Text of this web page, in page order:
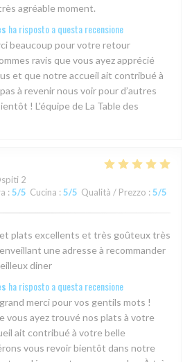
agréable moment.
ha risposto a questa recensione
beaucoup pour votre retour
ravis que vous ayez apprécié
et que notre accueil ait contribué à
à revenir nous voir pour d’autres
! L'équipe de La Table des
2
: 5/5 Cucina : 5/5 Qualità / Prezzo : 5/5
plats excellents et très goûteux très
une adresse à recommander
diner
ha risposto a questa recensione
merci pour vos gentils mots !
vous ayez trouvé nos plats à votre
ait contribué à votre belle
vous revoir bientôt dans notre